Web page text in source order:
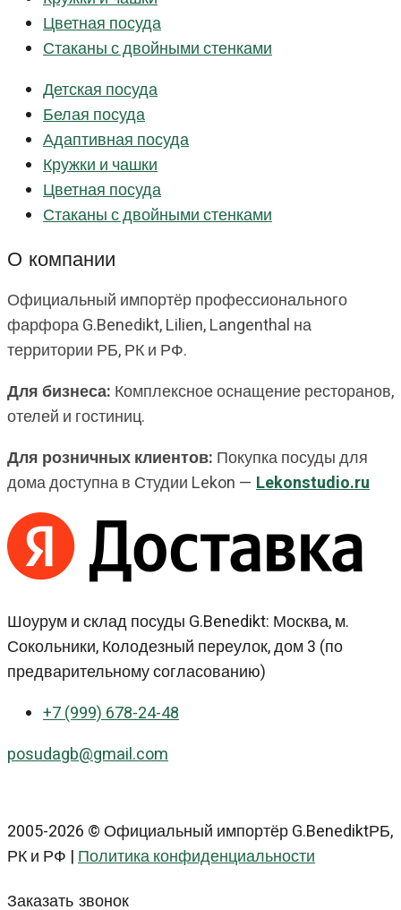
Цветная посуда
Стаканы с двойными стенками
Детская посуда
Белая посуда
Адаптивная посуда
Кружки и чашки
Цветная посуда
Стаканы с двойными стенками
О компании
Официальный импортёр профессионального
фарфора G.Benedikt, Lilien, Langenthal на
территории РБ, РК и РФ.
Для бизнеса: Комплексное оснащение ресторанов,
отелей и гостиниц.
Для розничных клиентов: Покупка посуды для
дома доступна в Студии Lekon — Lekonstudio.ru
Шоурум и склад посуды G.Benedikt: Москва, м.
Сокольники, Колодезный переулок, дом 3 (по
предварительному согласованию)
+7 (999) 678-24-48
posudagb@gmail.com
2005-2026 © Официальный импортёр G.BenediktРБ,
РК и РФ |Политика конфиденциальности
Заказать звонок